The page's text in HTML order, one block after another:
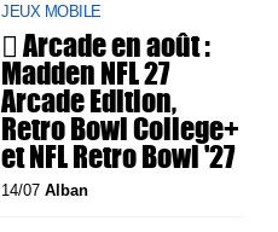
JEUX MOBILE
 Arcade en août :
Madden NFL 27
Arcade Edition,
Retro Bowl College+
et NFL Retro Bowl '27
14/07Alban